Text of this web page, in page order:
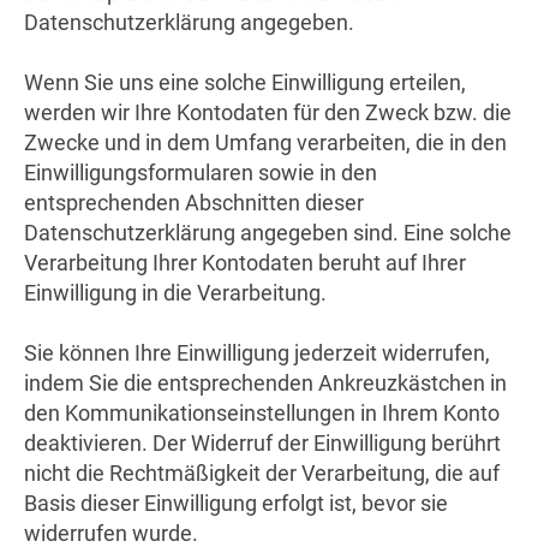
Datenschutzerklärung angegeben.
Wenn Sie uns eine solche Einwilligung erteilen,
werden wir Ihre Kontodaten für den Zweck bzw. die
Zwecke und in dem Umfang verarbeiten, die in den
Einwilligungsformularen sowie in den
entsprechenden Abschnitten dieser
Datenschutzerklärung angegeben sind. Eine solche
Verarbeitung Ihrer Kontodaten beruht auf Ihrer
Einwilligung in die Verarbeitung.
Sie können Ihre Einwilligung jederzeit widerrufen,
indem Sie die entsprechenden Ankreuzkästchen in
den Kommunikationseinstellungen in Ihrem Konto
deaktivieren. Der Widerruf der Einwilligung berührt
nicht die Rechtmäßigkeit der Verarbeitung, die auf
Basis dieser Einwilligung erfolgt ist, bevor sie
widerrufen wurde.